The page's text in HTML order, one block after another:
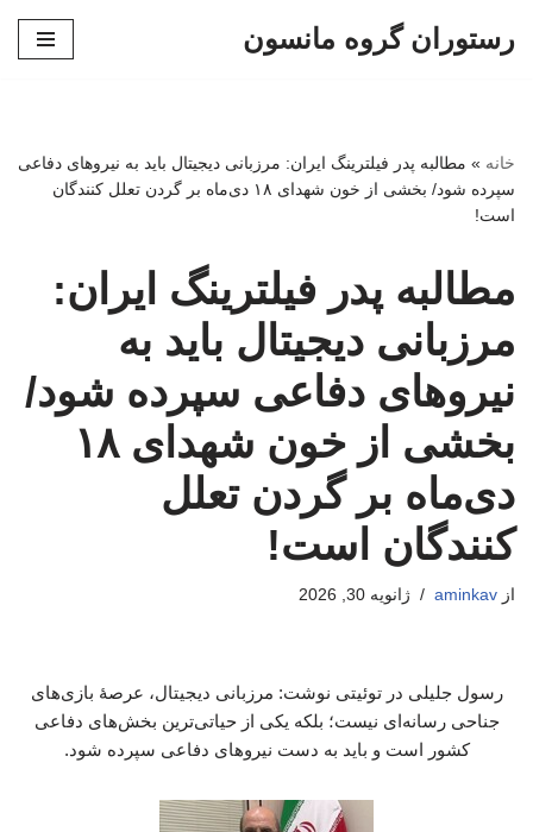
رستوران گروه مانسون
خانه » مطالبه پدر فیلترینگ ایران: مرزبانی دیجیتال باید به نیروهای دفاعی
سپرده شود/ بخشی از خون شهدای ۱۸ دی‌ماه بر گردن تعلل کنندگان
است!
مطالبه پدر فیلترینگ ایران:
مرزبانی دیجیتال باید به
نیروهای دفاعی سپرده شود/
بخشی از خون شهدای ۱۸
دی‌ماه بر گردن تعلل
کنندگان است!
از aminkav ژانویه 30, 2026
رسول جلیلی در توئیتی نوشت: مرزبانی دیجیتال، عرصهٔ بازی‌های
جناحی رسانه‌ای نیست؛ بلکه یکی از حیاتی‌ترین بخش‌های دفاعی
کشور است و باید به دست نیروهای دفاعی سپرده شود.